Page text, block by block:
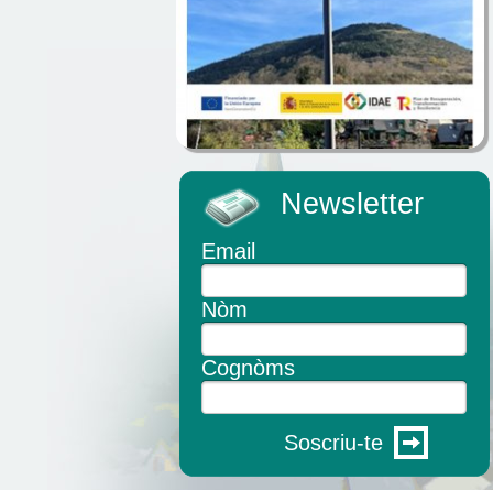
Newsletter
Email
Nòm
Cognòms
Soscriu-te